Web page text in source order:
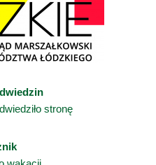
stronę